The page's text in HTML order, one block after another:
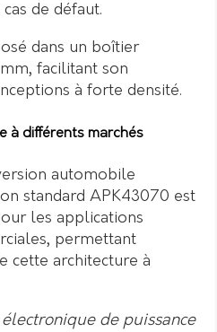
de défaut.
dans un boîtier
facilitant son
à forte densité.
à différents marchés
automobile
standard APK43070 est
les applications
permettant
cette architecture à
de puissance